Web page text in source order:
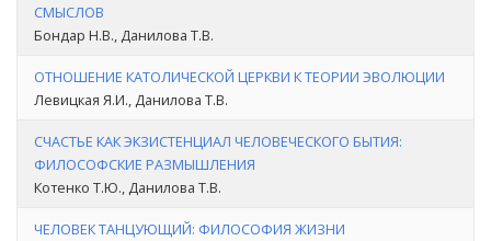
СМЫСЛОВ
Бондар Н.В., Данилова Т.В.
ОТНОШЕНИЕ КАТОЛИЧЕСКОЙ ЦЕРКВИ К ТЕОРИИ ЭВОЛЮЦИИ
Левицкая Я.И., Данилова Т.В.
СЧАСТЬЕ КАК ЭКЗИСТЕНЦИАЛ ЧЕЛОВЕЧЕСКОГО БЫТИЯ:
ФИЛОСОФСКИЕ РАЗМЫШЛЕНИЯ
Котенко Т.Ю., Данилова Т.В.
ЧЕЛОВЕК ТАНЦУЮЩИЙ: ФИЛОСОФИЯ ЖИЗНИ